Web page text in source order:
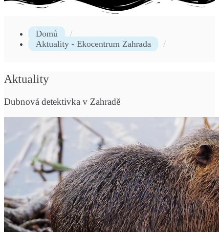
Domů
Aktuality - Ekocentrum Zahrada
Aktuality
Dubnová detektivka v Zahradě